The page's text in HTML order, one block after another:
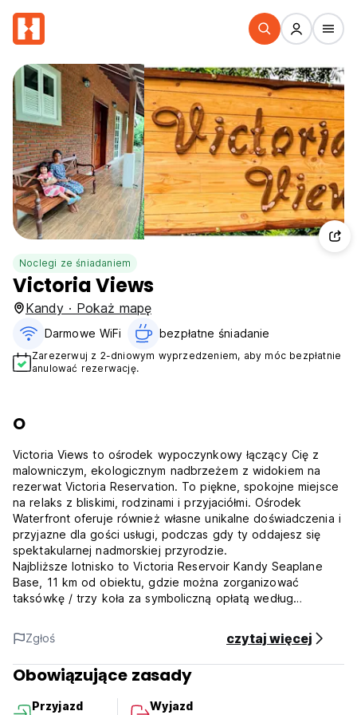
Noclegi ze śniadaniem
Victoria Views
Kandy · Pokaż mapę
Darmowe WiFi bezpłatne śniadanie‎
Zarezerwuj z 2-dniowym wyprzedzeniem, aby móc bezpłatnie
anulować rezerwację.
O
Victoria Views to ośrodek wypoczynkowy łączący Cię z
malowniczym, ekologicznym nadbrzeżem z widokiem na
rezerwat Victoria Reservation. To piękne, spokojne miejsce
na relaks z bliskimi, rodzinami i przyjaciółmi. Ośrodek
Waterfront oferuje również własne unikalne doświadczenia i
przyjazne dla gości usługi, podczas gdy ty oddajesz się
spektakularnej nadmorskiej przyrodzie.
Najbliższe lotnisko to Victoria Reservoir Kandy Seaplane
Base, 11 km od obiektu, gdzie można zorganizować
taksówkę / trzy koła za symboliczną opłatą według
pieniądze, dlatego nasze ceny są rozsądne i przystępne!
Obiekt znajduje się zaledwie 2 km od miasta Digana i 18 km
od słynnego historycznego miasta Kandy. Istnieje wiele
atrakcji turystycznych, takich jak Victoria Dam Reservoir (12
Muzeum (12 km) i inne doskonałe lokalizacje, takie jak
Zgłoś czytaj więcej
Obowiązujące zasady
Przyjazd
Wyjazd